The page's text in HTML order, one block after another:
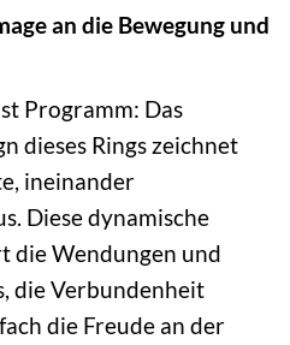
an die Bewegung und
Programm: Das
dieses Rings zeichnet
ineinander
Diese dynamische
die Wendungen und
die Verbundenheit
die Freude an der